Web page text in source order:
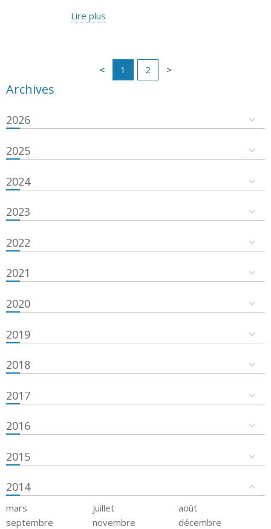
Lire plus
1 2
Archives
2026
2025
2024
2023
2022
2021
2020
2019
2018
2017
2016
2015
2014
mars juillet
août
septembre
novembre décembre